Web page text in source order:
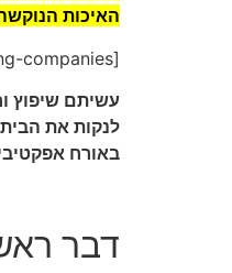
האיכות
[search_professionals_city category="house-cleaning-companies"]
עשיתם שיפוץ
לנקות את
באורח
דבר